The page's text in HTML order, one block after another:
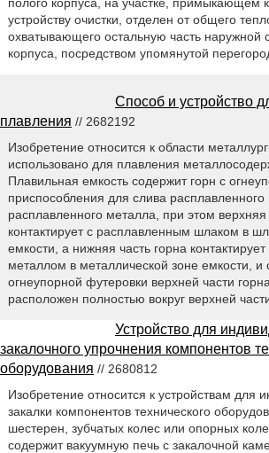
устройству очистки, отделен от общего
охватывающего остальную часть наружной
корпуса, посредством упомянутой
Способ и устройство
плавления // 2682192
Изобретение относится к области
использовано для плавления
Плавильная емкость содержит горн с
приспособления для слива
расплавленного металла, при этом верхняя
контактирует с расплавленным шлаком в
емкости, а нижняя часть горна
металлом в металлической зоне емкости, и
огнеупорной футеровки верхней части
расположен полностью вокруг верхней
Устройство для
закалочного упрочнения компонентов
оборудования // 2680812
Изобретение относится к устройствам для
закалки компонентов технического
шестерен, зубчатых колес или опорных
содержит вакуумную печь с закалочной